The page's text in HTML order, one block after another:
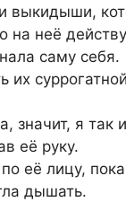
выкидыши,
неё
саму себя.
их
значит, я
её руку.
её лицу,
дышать.